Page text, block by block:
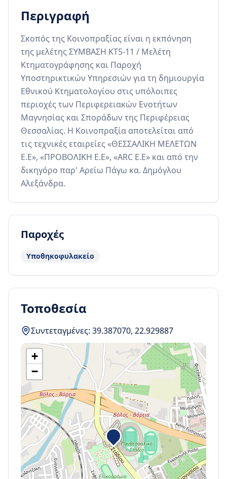
Περιγραφή
Σκοπός της Κοινοπραξίας είναι η εκπόνηση
της μελέτης ΣΥΜΒΑΣΗ ΚΤ5-11 / Μελέτη
Κτηματογράφησης και Παροχή
Υποστηρικτικών Υπηρεσιών για τη δημιουργία
Εθνικού Κτηματολογίου στις υπόλοιπες
περιοχές των Περιφερειακών Ενοτήτων
Μαγνησίας και Σποράδων της Περιφέρειας
Θεσσαλίας. Η Κοινοπραξία αποτελείται από
τις τεχνικές εταιρείες «ΘΕΣΣΑΛΙΚΗ ΜΕΛΕΤΩΝ
Ε.Ε», «ΠΡΟΒΟΛΙΚΗ Ε.Ε», «ARC Ε.Ε» και από την
δικηγόρο παρ' Αρείω Πάγω κα. Δημόγλου
Αλεξάνδρα.
Παροχές
Υποθηκοφυλακείο
Τοποθεσία
Συντεταγμένες: 39.387070, 22.929887
+
−